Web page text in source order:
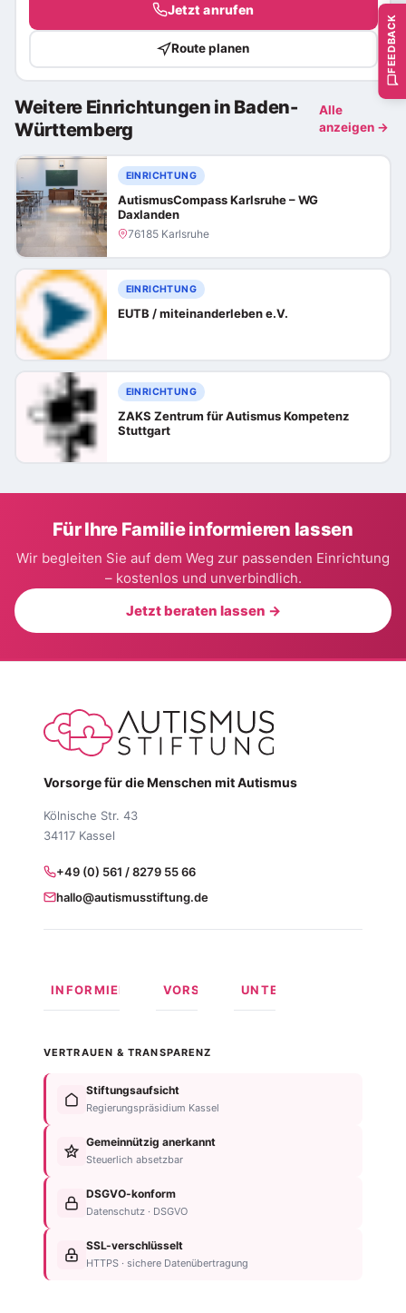
Jetzt anrufen
Route planen
Weitere Einrichtungen in Baden-
Württemberg
Alle
anzeigen →
EINRICHTUNG
AutismusCompass Karlsruhe – WG
Daxlanden
76185 Karlsruhe
EINRICHTUNG
EUTB / miteinanderleben e.V.
EINRICHTUNG
ZAKS Zentrum für Autismus Kompetenz
Stuttgart
Für Ihre Familie informieren lassen
Wir begleiten Sie auf dem Weg zur passenden Einrichtung
– kostenlos und unverbindlich.
Jetzt beraten lassen →
Vorsorge für die Menschen mit Autismus
Kölnische Str. 43
34117 Kassel
+49 (0) 561 / 8279 55 66
hallo@autismusstiftung.de
INFORMIEREN
Formen
Autismus
Anzeichen
Diagnose
Betroffene
Einrichtungsübersicht
VORSORGEN
Behindertentestament
Im
Testament
Nachlassplanung
Zustiftung
Kind
absichern
Vorteile
UNTERSTÜTZEN
VERTRAUEN & TRANSPARENZ
Stiftungsaufsicht
Regierungspräsidium Kassel
Gemeinnützig anerkannt
Steuerlich absetzbar
DSGVO-konform
Datenschutz · DSGVO
SSL-verschlüsselt
HTTPS · sichere Datenübertragung
FEEDBACK